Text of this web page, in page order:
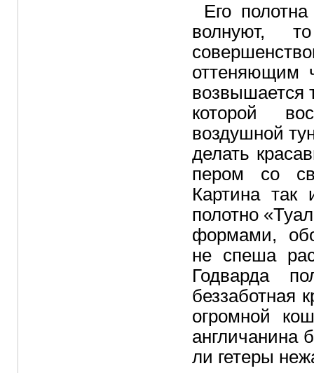
Его
волнуют,
оттеняющим
возвышается
которой
воздушной
делать
пером со
Картина
полотно
формами,
не спеша
Годварда
беззаботная
огромной
англичанина
ли гетеры